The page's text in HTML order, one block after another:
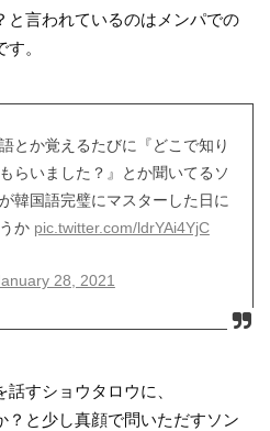
と言われているのはメンパでの
。
とか覚えるたびに『どこで知り
らいました？』とか聞いてるソ
韓国語完璧にマスターした日に
か pic.twitter.com/ldrYAi4YjC
28, 2021
すショウタロウに、
？と少し真顔で問いただすソン